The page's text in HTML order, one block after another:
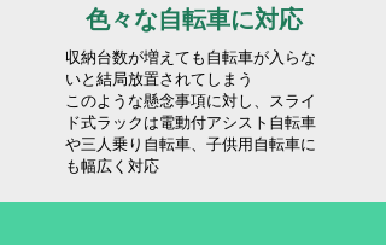
色々な自転車に対応
収納台数が増えても自転車が入らな
いと結局放置されてしまう
​このような懸念事項に対し、スライ
ド式ラックは電動付アシスト自転車
や三人乗り自転車、子供用自転車に
も幅広く対応